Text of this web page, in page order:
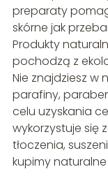
preparaty
skórne jak
Produkty
pochodzą z
Nie znajdziesz w
parafiny,
celu uzyskania
wykorzystuje się
tłoczenia,
kupimy naturalne